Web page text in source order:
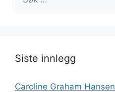
etter:
Siste innlegg
Caroline Graham